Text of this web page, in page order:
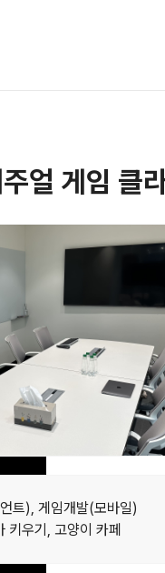
얼 게임 클
트), 게임개발(모바일)
키우기, 고양이 카페